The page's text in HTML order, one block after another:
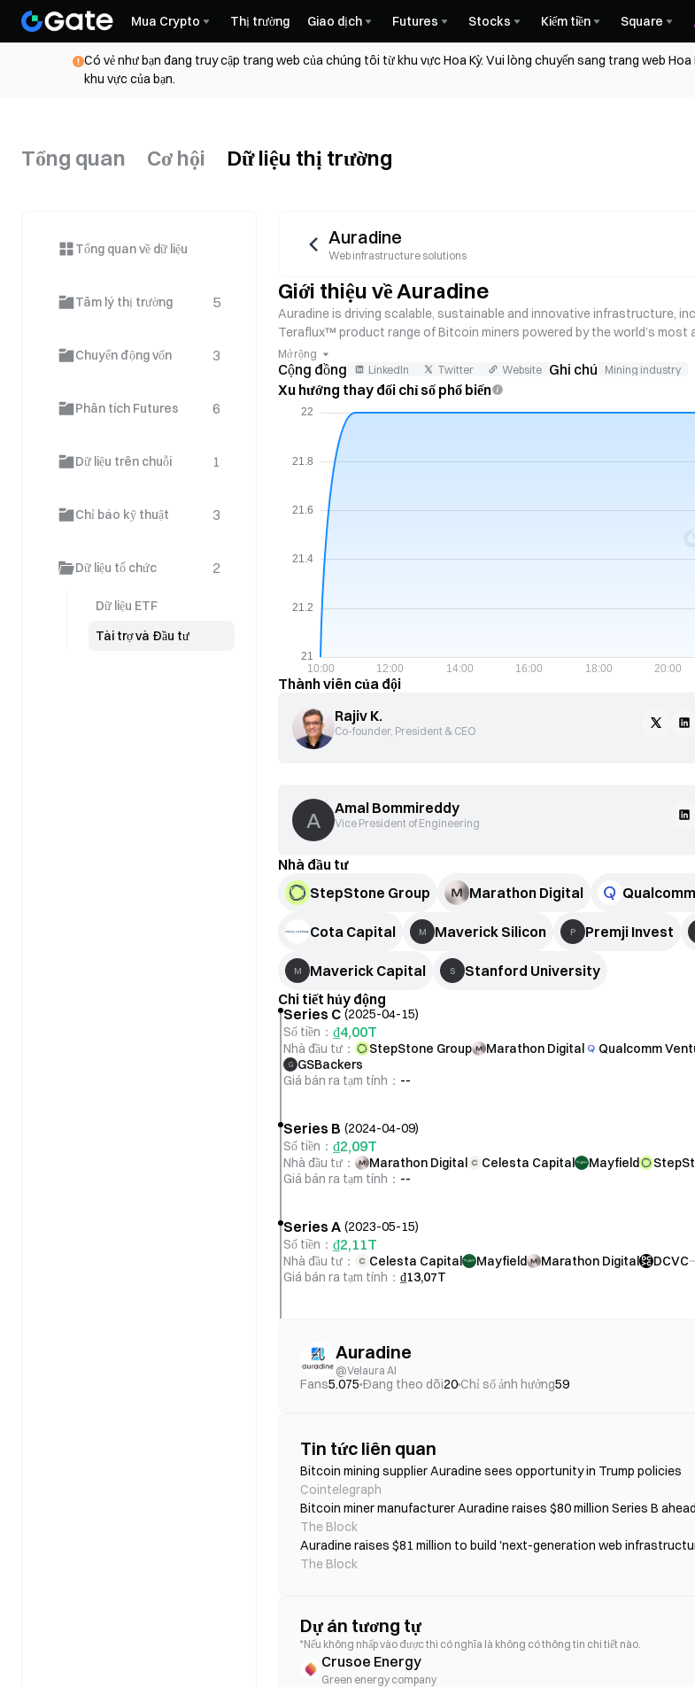
Mua Crypto Thị trường Giao dịch Futures Stocks Kiếm tiền Square
Có vẻ như bạn đang truy cập trang web của chúng tôi từ khu vực Hoa Kỳ. Vui lòng chuyển sang trang web
khu vực của bạn.
Tổng quan Cơ hội Dữ liệu thị trường
Tổng quan về dữ liệu
Tâm lý thị trường 5
Chuyển động vốn 3
Phân tích Futures 6
Dữ liệu trên chuỗi 1
Chỉ báo kỹ thuật 3
Dữ liệu tổ chức 2
Dữ liệu ETF
Tài trợ và Đầu tư
Auradine
Web infrastructure solutions
Auradine
@Velaura AI
Fans5.075 Đang theo dõi20 Chỉ số ảnh hưởng59
Tin tức liên quan
Bitcoin mining supplier Auradine sees opportunity in Trump policies
Cointelegraph
The Block
Auradine raises $81 million to build 'next-generation web
The Block
Dự án tương tự
*Nếu không nhấp vào được thì có nghĩa là không có thông tin chi tiết nào.
Crusoe Energy
Green energy company
Giới thiệu về Auradine
Auradine is driving scalable, sustainable and innovative infrastructure,
Teraflux™ product range of Bitcoin miners powered by the world’s
cooled, and hydro-cooled miners.
Mở rộng
Cộng đồng LinkedIn Twitter Website Ghi chú Mining industry
Xu hướng thay đổi chỉ số phổ biến
Thành viên của đội
Rajiv K.
Co-founder, President & CEO
A Amal Bommireddy
Vice President of Engineering
Nhà đầu tư
StepStone Group
Marathon Digital
Cota Capital M Maverick Silicon P Premji Invest
M Maverick Capital S
Stanford University
Chi tiết hủy động
Series C (2025-04-15)
Số tiền ： ₫4,00T
Nhà đầu tư ： StepStone Group Marathon Digital Qualcomm
G
GSBackers
Giá bán ra tạm tính ： --
Series B (2024-04-09)
Số tiền ： ₫2,09T
Nhà đầu tư ： Marathon Digital Celesta Capital Mayfield
Giá bán ra tạm tính ： --
Series A (2023-05-15)
Số tiền ： ₫2,11T
Nhà đầu tư ： Celesta Capital Mayfield Marathon Digital DCVC
Giá bán ra tạm tính ： ₫13,07T